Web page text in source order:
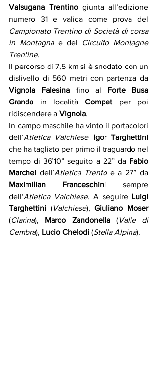
Valsugana Trentino giunta all’edizione
Campionato Trentino di Società di corsa
in Montagna e del
Circuito Montagne
Trentine.
Il percorso di 7,5 km si è snodato con un
Vignola Falesina fino al Forte Busa
Granda in località Compet per poi
ridiscendere a Vignola.
In campo maschile ha vinto il portacolori
dell’Atletica Valchiese
Igor Targhettini
che ha tagliato per primo il traguardo nel
tempo di 36’10” seguito a 22” da Fabio
Marchel dell’Atletica Trento
Maximilian Franceschini sempre
dell’Atletica Valchiese. A seguire Luigi
Targhettini (Valchiese), Giuliano Moser
(Clarina), Marco Zandonella (Valle di
Cembra), Lucio Chelodi (Stella Alpina).